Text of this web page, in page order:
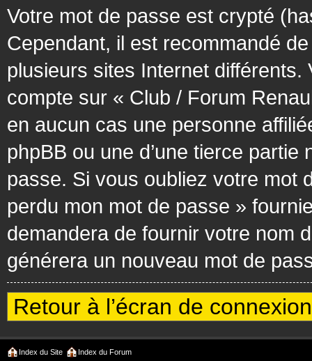
Votre mot de passe est crypté
Cependant, il est recommandé
plusieurs sites Internet différents.
compte sur « Club / Forum
en aucun cas une personne
phpBB ou une d’une tierce
passe. Si vous oubliez votre mot
perdu mon mot de passe »
demandera de fournir votre nom
générera un nouveau mot de
Retour à l’écran de connexion
Index du Site Index du Forum